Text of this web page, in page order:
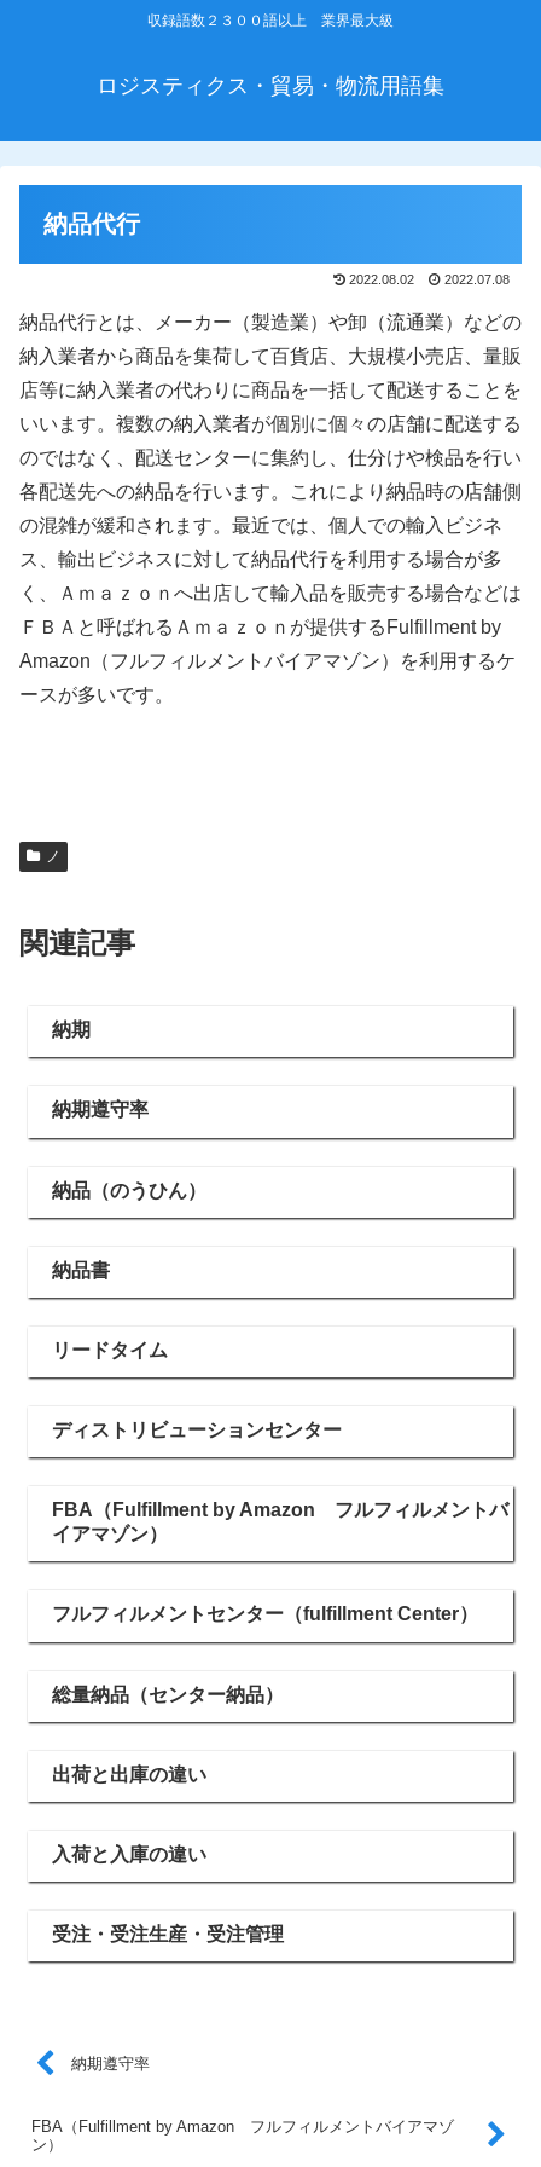
収録語数２３００語以上 業界最大級
ロジスティクス・貿易・物流用語集
納品代行
2022.08.02 2022.07.08
納品代行とは、メーカー（製造業）や卸（流通業）などの
納入業者から商品を集荷して百貨店、大規模小売店、量販
店等に納入業者の代わりに商品を一括して配送することを
いいます。複数の納入業者が個別に個々の店舗に配送する
のではなく、配送センターに集約し、仕分けや検品を行い
各配送先への納品を行います。これにより納品時の店舗側
の混雑が緩和されます。最近では、個人での輸入ビジネ
ス、輸出ビジネスに対して納品代行を利用する場合が多
く、Ａｍａｚｏｎへ出店して輸入品を販売する場合などは
ＦＢＡと呼ばれるＡｍａｚｏｎが提供するFulfillment by
Amazon（フルフィルメントバイアマゾン）を利用するケ
ースが多いです。
ノ
関連記事
納期
納期遵守率
納品（のうひん）
納品書
リードタイム
ディストリビューションセンター
FBA（Fulfillment by Amazon フルフィルメントバ
イアマゾン）
フルフィルメントセンター（fulfillment Center）
総量納品（センター納品）
出荷と出庫の違い
入荷と入庫の違い
受注・受注生産・受注管理
納期遵守率
FBA（Fulfillment by Amazon フルフィルメントバイアマゾ
ン）